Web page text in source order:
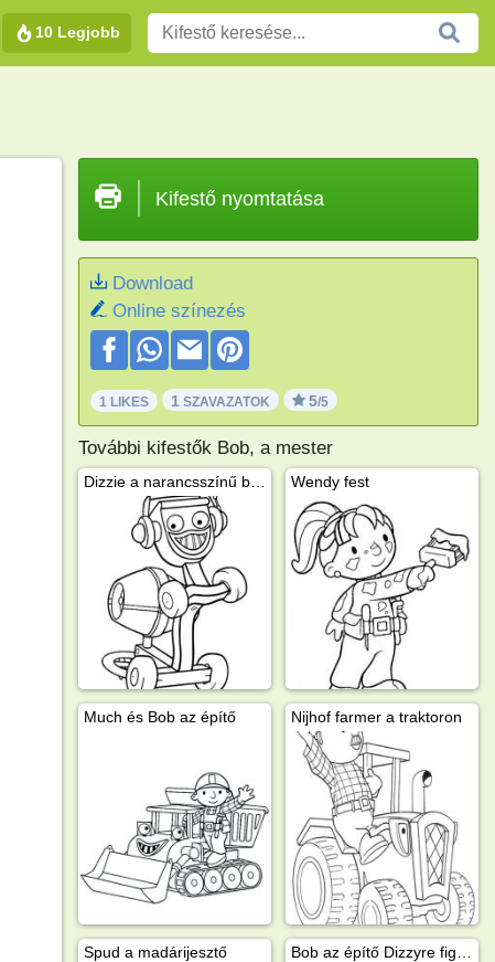
10 Legjobb
Kifestő nyomtatása
Download
Online színezés
1 LIKES 1 SZAVAZATOK 5/5
További kifestők Bob, a mester
Dizzie a narancsszínű betonkeverő Wendy fest
Much és Bob az építő Nijhof farmer a traktoron
Spud a madárijesztő